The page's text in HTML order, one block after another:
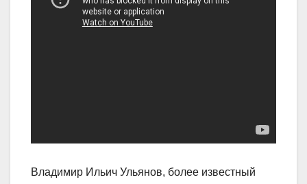
Владимир Ильич Ульянов, более известный